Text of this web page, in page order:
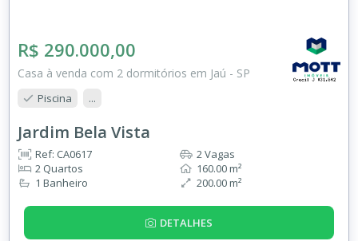
R$ 290.000,00
Casa à venda com 2 dormitórios em Jaú - SP
Piscina ...
Jardim Bela Vista
Ref: CA0617
2 Quartos
1 Banheiro
2 Vagas
160.00 m²
200.00 m²
DETALHES